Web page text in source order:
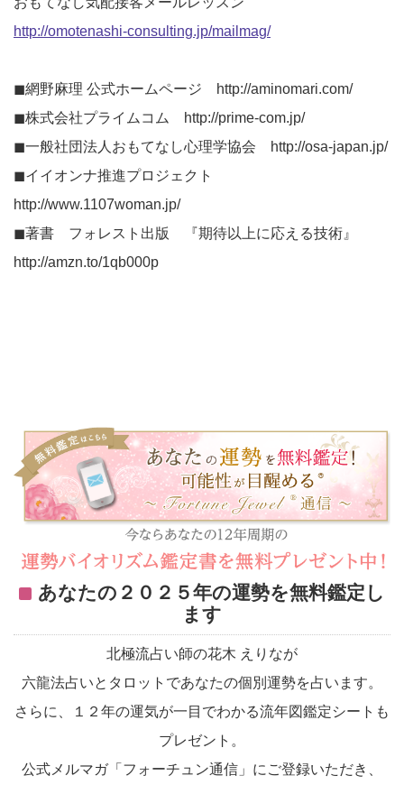
http://omotenashi-consulting.jp/mailmag/
◼︎網野麻理 公式ホームページ http://aminomari.com/
◼︎株式会社プライムコム http://prime-com.jp/
◼︎一般社団法人おもてなし心理学協会 http://osa-japan.jp/
◼︎イイオンナ推進プロジェクト
http://www.1107woman.jp/
◼︎著書 フォレスト出版 『期待以上に応える技術』
http://amzn.to/1qb000p
あなたの２０２５年の運勢を無料鑑定し
ます
北極流占い師の花木 えりなが
六龍法占いとタロットであなたの個別運勢を占います。
さらに、１２年の運気が一目でわかる流年図鑑定シートも
プレゼント。
公式メルマガ「フォーチュン通信」にご登録いただき、